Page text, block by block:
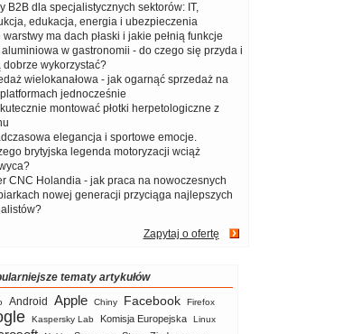
B2B dla specjalistycznych sektorów: IT,
edukacja, energia i ubezpieczenia
warstwy ma dach płaski i jakie pełnią funkcje
aluminiowa w gastronomii - do czego się przyda i
dobrze wykorzystać?
wielokanałowa - jak ogarnąć sprzedaż na
jednocześnie
montować płotki herpetologiczne z
elegancja i sportowe emocje.
brytyjska legenda motoryzacji wciąż
CNC Holandia - jak praca na nowoczesnych
nowej generacji przyciąga najlepszych
Zapytaj o ofertę
tematy artykułów
Android Apple Chiny Facebook Firefox
Kaspersky Lab Komisja Europejska Linux